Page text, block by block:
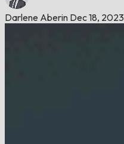
Darlene Aberin Dec 18, 2023